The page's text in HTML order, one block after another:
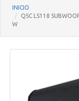
INICIO
QSC LS118
W